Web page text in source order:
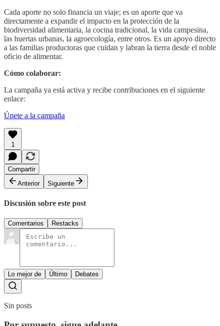
Cada aporte no solo financia un viaje; es un aporte que va
directamente a expandir el impacto en la protección de la
biodiversidad alimentaria, la cocina tradicional, la vida campesina,
las huertas urbanas, la agroecología, entre otros. Es un apoyo directo
a las familias productoras que cuidan y labran la tierra desde el noble
oficio de alimentar.
Cómo colaborar:
La campaña ya está activa y recibe contribuciones en el siguiente
enlace:
Únete a la campaña
1
Compartir
Anterior
Siguiente
Discusión sobre este post
Comentarios Restacks
Lo mejor de Último Debates
Sin posts